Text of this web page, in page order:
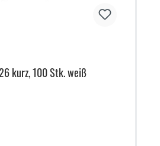
kurz, 100 Stk. weiß